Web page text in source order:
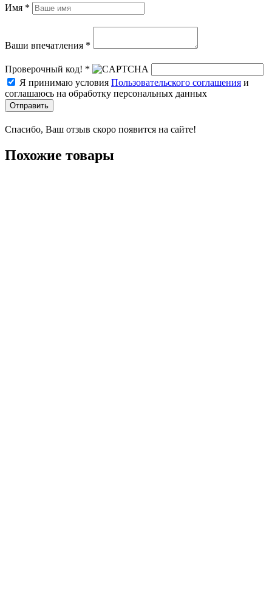
Имя *
Ваши впечатления *
Проверочный код! *
Я принимаю условия Пользовательского соглашения и
соглашаюсь на обработку персональных данных
Отправить
Спасибо, Ваш отзыв скоро появится на сайте!
Похожие товары